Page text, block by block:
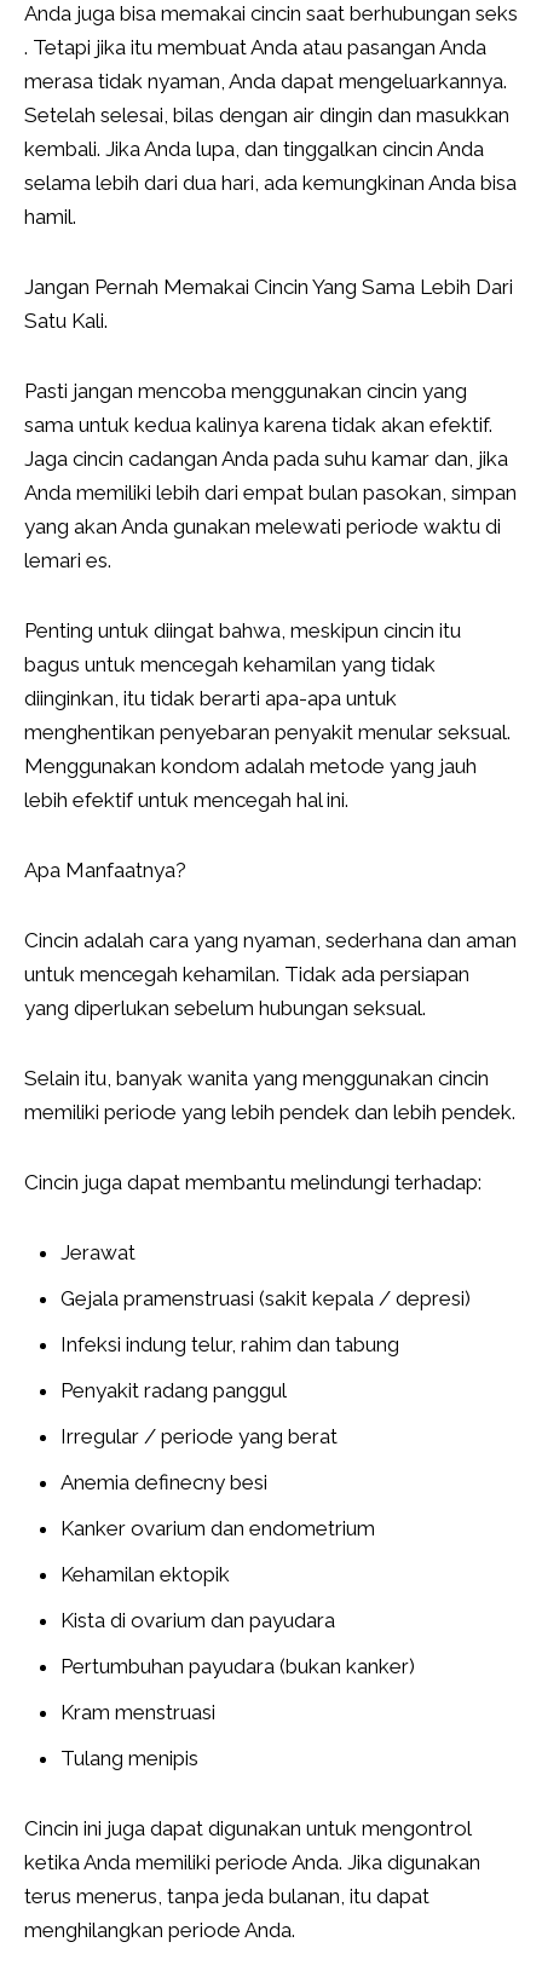
Anda juga bisa memakai cincin saat berhubungan seks
. Tetapi jika itu membuat Anda atau pasangan Anda
merasa tidak nyaman, Anda dapat mengeluarkannya.
Setelah selesai, bilas dengan air dingin dan masukkan
kembali. Jika Anda lupa, dan tinggalkan cincin Anda
selama lebih dari dua hari, ada kemungkinan Anda bisa
hamil.
Jangan Pernah Memakai Cincin Yang Sama Lebih Dari
Satu Kali.
Pasti jangan mencoba menggunakan cincin yang
sama untuk kedua kalinya karena tidak akan efektif.
Jaga cincin cadangan Anda pada suhu kamar dan, jika
Anda memiliki lebih dari empat bulan pasokan, simpan
yang akan Anda gunakan melewati periode waktu di
lemari es.
Penting untuk diingat bahwa, meskipun cincin itu
bagus untuk mencegah kehamilan yang tidak
diinginkan, itu tidak berarti apa-apa untuk
menghentikan penyebaran penyakit menular seksual.
Menggunakan kondom adalah metode yang jauh
lebih efektif untuk mencegah hal ini.
Apa Manfaatnya?
Cincin adalah cara yang nyaman, sederhana dan aman
untuk mencegah kehamilan. Tidak ada persiapan
yang diperlukan sebelum hubungan seksual.
Selain itu, banyak wanita yang menggunakan cincin
memiliki periode yang lebih pendek dan lebih pendek.
Cincin juga dapat membantu melindungi terhadap:
Jerawat
Gejala pramenstruasi (sakit kepala / depresi)
Infeksi indung telur, rahim dan tabung
Penyakit radang panggul
Irregular / periode yang berat
Anemia definecny ​​besi
Kanker ovarium dan endometrium
Kehamilan ektopik
Kista di ovarium dan payudara
Pertumbuhan payudara (bukan kanker)
Kram menstruasi
Tulang menipis
Cincin ini juga dapat digunakan untuk mengontrol
ketika Anda memiliki periode Anda. Jika digunakan
terus menerus, tanpa jeda bulanan, itu dapat
menghilangkan periode Anda.